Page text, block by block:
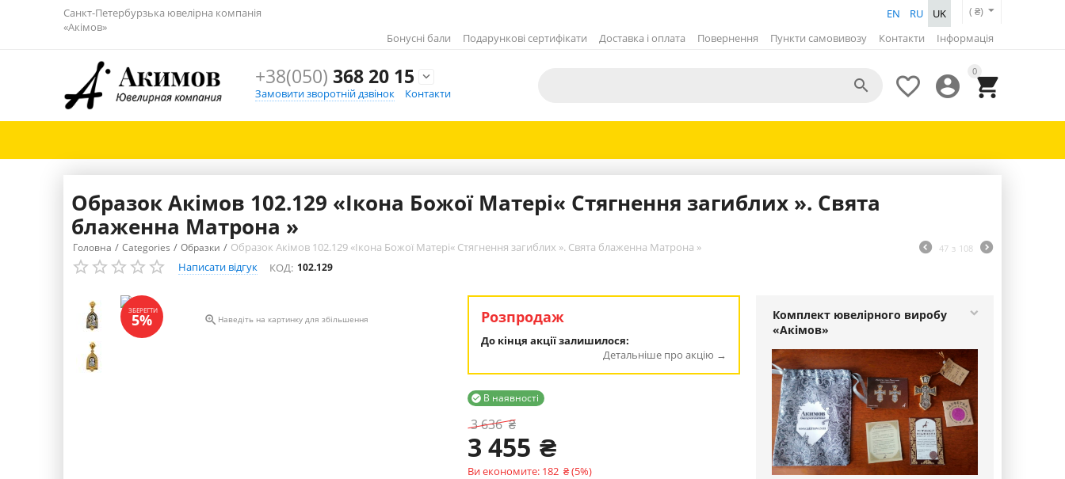
Санкт-Петербурзька ювелірна компанія
«Акімов»
( ₴)
EN RU
UK
Бонусні бали
Подарункові сертифікати Доставка і оплата Повернення Пункти самовивозу Контакти Інформація
+38(050) 368 20 15

Замовити зворотній дзвінок
Контакти
0




Образок Акімов 102.129 «Ікона Божої Матері« Стягнення загиблих ». Свята
блаженна Матрона »
Головна / Categories / Образки / Образок Акімов 102.129 «Ікона Божої Матері« Стягнення загиблих ». Свята блаженна Матрона » 47 з 108
Написати відгук КОД: 102.129
ЗБЕРЕГТИ
5%  Наведіть на картинку для збільшення Розпродаж
До кінця акції залишилося:
Детальніше про акцію
В наявності

3 636₴
3 455 ₴
Ви економите: 182 ₴(5%)
Комплект ювелірного виробу
«Акімов»